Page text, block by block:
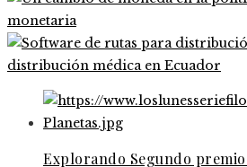
monetaria
distribución médica en Ecuador
Explorando Segundo